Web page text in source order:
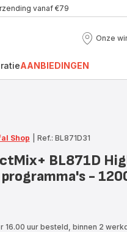
vanaf €79
Onze
Onze
AANBIEDINGEN
Shop Ref.: BL871D31
BL871D
-
16.00 uur besteld, binnen 2